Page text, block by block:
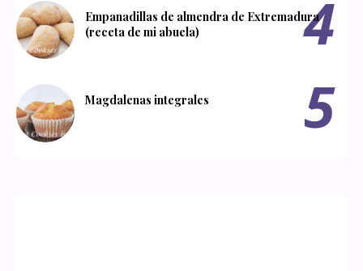
Empanadillas de almendra de Extremadura
(receta de mi abuela)
Magdalenas integrales